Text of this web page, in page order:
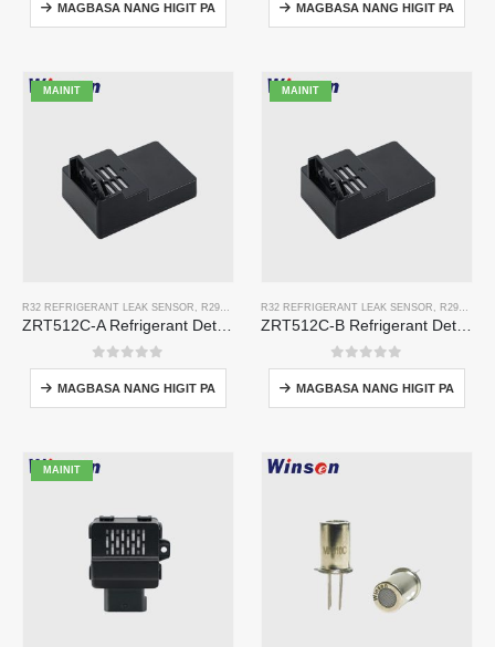
MAGBASA NANG HIGIT PA MAGBASA NANG HIGIT PA
MAINIT
R32 REFRIGERANT LEAK SENSOR , R290 REFRIGERANT LEAK SENSOR , R454B
ZRT512C-A Refrigerant Detection Module | NDIR Gas Sensor para sa R32, R454B, R290 | Malawak na Boltahe Power Supply
0Sa labas ng 5
MAGBASA NANG HIGIT PA
MAINIT
R32 REFRIGERANT LEAK SENSOR , R290 REFRIGERANT LEAK SENSOR
ZRT512C-B Refrigerant Detection Module | Mababang boltahe NDIR Gas Sensor para sa R32, R454B, R290
0Sa labas ng 5
MAGBASA NANG HIGIT PA
MAINIT